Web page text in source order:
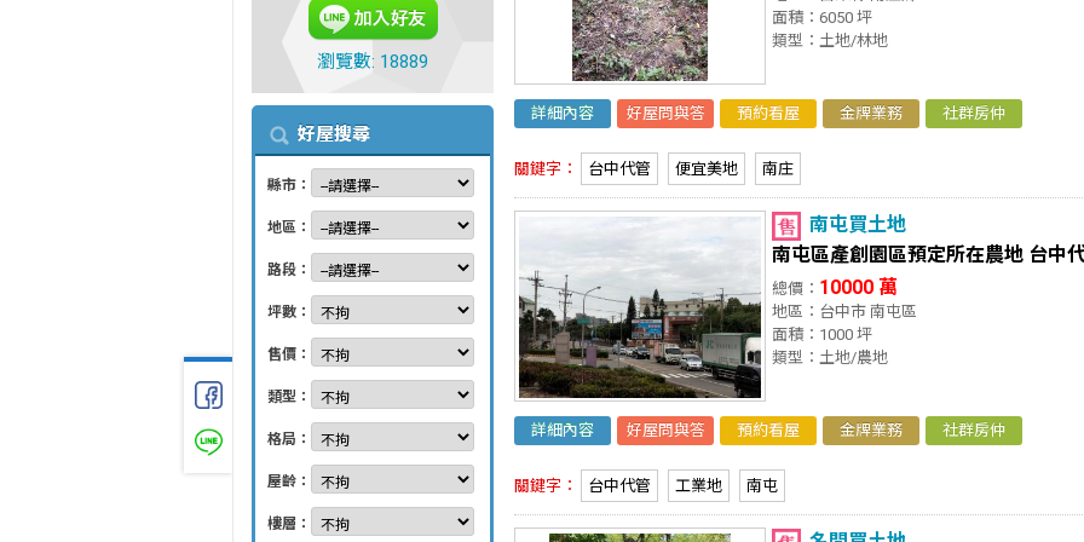
瀏覽數: 18889
好屋搜尋
縣市：
地區：
路段：
坪數：
售價：
類型：
格局：
屋齡：
樓層：
面積：6050 坪
類型：土地/林地
詳細內容 好屋問與答 預約看屋 金牌業務 社群房仲
關鍵字： 台中代管 便宜美地 南庄
南屯買土地
南屯區產創園區預定所在農地 台中
總價： 10000 萬
地區：台中市 南屯區
面積：1000 坪
類型：土地/農地
詳細內容 好屋問與答 預約看屋 金牌業務 社群房仲
關鍵字： 台中代管 工業地 南屯